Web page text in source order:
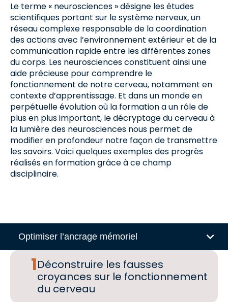
Le terme « neurosciences » désigne les études
scientifiques portant sur le système nerveux, un
réseau complexe responsable de la coordination
des actions avec l’environnement extérieur et de la
communication rapide entre les différentes zones
du corps. Les neurosciences constituent ainsi une
aide précieuse pour comprendre le
fonctionnement de notre cerveau, notamment en
contexte d’apprentissage. Et dans un monde en
perpétuelle évolution où la formation a un rôle de
plus en plus important, le décryptage du cerveau à
la lumière des neurosciences nous permet de
modifier en profondeur notre façon de transmettre
les savoirs. Voici quelques exemples des progrès
réalisés en formation grâce à ce champ
disciplinaire.
Déconstruire les fausses
croyances sur le fonctionnement
du cerveau
Optimiser l’ancrage mémoriel